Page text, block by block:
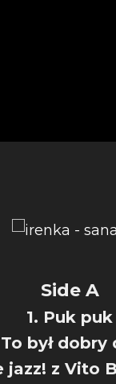
Side A
1. Puk puk
był dobry
jazz! z Vito